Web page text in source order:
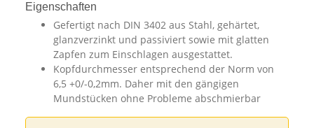
Eigenschaften
Gefertigt nach DIN 3402 aus Stahl, gehärtet,
glanzverzinkt und passiviert sowie mit glatten
Zapfen zum Einschlagen ausgestattet.
Kopfdurchmesser entsprechend der Norm von
6,5 +0/-0,2mm. Daher mit den gängigen
Mundstücken ohne Probleme abschmierbar